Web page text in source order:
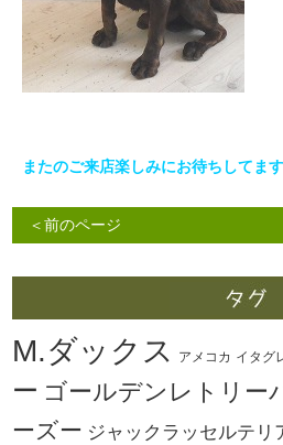
またのご来店楽しみにお待ちしてま
＜前のページ
M.ダックス アメコカ イタグ
ー ゴールデンレトリー
ーズー ジャックラッセルテリ